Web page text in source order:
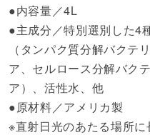
●内容量／4L
●主成分／特別選別した4
（タンパク質分解バクテ
ア、セルロース分解バク
ア）、活性水、他
●原材料／アメリカ製
※直射日光のあたる場所に